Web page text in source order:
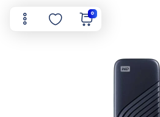
0